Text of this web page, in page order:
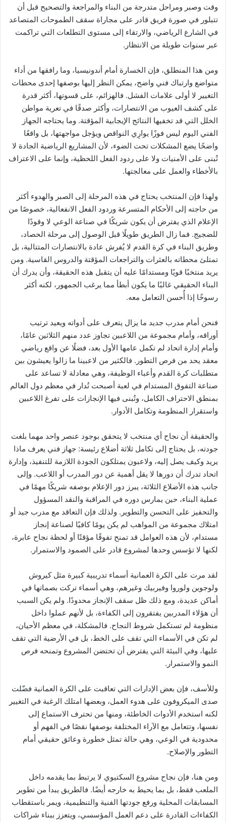
وقت وصبر ومراحل متدرجة من البناء والمراجعة والتصحيح قبل أن
تتبلور في صورة فريق قادر على مجاراة سقف الطموحات المتصاعد
في الشارع الرياضي، والارتقاء إلى مستوى التطلعات التي تراكمت
عبر سنوات طويلة من الانتظار.
ومن هذا المنطلق، فإن الخسارة أمام أندونيسيا، وما رافقها من أداء
متواضع وارتباك فني واضح، يمكن النظر إليها بوصفها إحدى محطات
التغيير لا أولى علامات الفشل. فالهزائم، على قسوتها، أكثر قدرة
على كشف العيوب من الانتصارات، وأكثر صدقًا في تعرية مواطن
الخلل التي قد تخفيها النتائج الإيجابية المؤقتة. وما يحتاجه الجهاز
الفني اليوم ليس فوزًا يوارِي النواقص ويؤجل مواجهتها، بل واقعًا
واضحًا يضع المشكلات تحت الضوء، لأن المشاريع الرياضية الجادة لا
تُبنى على الأمنيات ولا على ردود الفعل اللحظية، وإنما على الاعتراف
بالأخطاء والعمل على معالجتها.
ولهذا فإن المنتخب يحتاج في هذه المرحلة إلى الصبر والهدوء أكثر
من حاجته إلى الأحكام المتسرعة وردود الفعل الانفعالية، خصوصًا من
الإعلام الذي يفترض أن يكون شريكًا في صناعة الوعي لا وقودًا
للضجيج. فما زال الطريق طويلًا قبل الوصول إلى مرحلة الحصاد،
وطريق البناء في كرة القدم لا يُفرش عادة بالانتصارات المتتالية، بل
تمتلئ محطاته بالعثرات والتراجعات المؤقتة والدروس القاسية. ومن
يريد منتخبًا قويًا ومستدامًا عليه أن يتقبل هذه الحقيقة، وأن يدرك أن
البناء الحقيقي غالبًا ما يكون أبطأ مما يرغب الجمهور، لكنه أكثر
رسوخًا إذا أُحسن التعامل معه.
فنحن أمام مدرب جديد ما يزال يتعرف على أدواته ويعيد ترتيب
أوراقه، وأمام مجموعة من اللاعبين تجاوز عدد منهم الثلاثين عامًا،
وأمام إدارة اتحاد لم تكمل عامها الأول بعد، فضلًا عن واقع رياضي
معقد يحد من فرص التطور. فالكثير من لاعبينا ما زالوا يعيشون بين
متطلبات كرة القدم وأعباء الوظيفة، وهي معادلة لا تساعد على
صناعة التفوق المستدام في لعبة أصبحت تُدار في معظم دول العالم
بمنطق الاحتراف الكامل، وتُبنى فيها الإنجازات على تفرغ اللاعبين
واستقرار المنظومة وتكامل الأدوار.
والحقيقة أن نجاح أي منتخب لا يتحقق بوجود عنصر واحد مهما بلغت
جودته، بل يحتاج إلى تكامل ثلاثة أضلاع رئيسة: جهاز فني يعرف ماذا
يريد وكيف يصل إليه، ولاعبون يمتلكون الجودة اللازمة للتنفيذ، وإدارة
اتحاد تدرك أن دورها لا يقل أهمية عن دور المدرب أو اللاعب. وإلى
جانب هذه الأضلاع الثلاثة، يبرز دور الإعلام بوصفه شريكًا مهمًا في
عملية البناء، حين يمارس دوره في المراقبة والنقد المسؤول
والتحفيز على التحسن والتطوير. ولذلك فإن التعاقد مع مدرب جيد أو
امتلاك مجموعة من المواهب لم يكن يومًا كافيًا لصناعة إنجاز
مستدام، لأن هذه العوامل قد تمنح تفوقًا مؤقتًا أو لحظة نجاح عابرة،
لكنها لا تؤسس وحدها لمشروع قادر على الصمود والاستمرار.
لقد مرت على الكرة العمانية أسماء تدريبية كبيرة مثل كيروش
ولوجوين ولوروا وفيربيك وغيرهم، وهي أسماء تركت بصماتها في
أماكن عديدة، ومع ذلك ظل سقف الإنجاز محدودًا. ولم يكن السبب
أن هؤلاء المدربين يفتقرون إلى الكفاءة، بل لأنهم عملوا داخل
منظومة لم تستكمل شروط النجاح. فالمشكلة، في معظم الأحيان،
لم تكن في الأسماء التي تقف على الخط، بل في الأرضية التي تقف
عليها، وفي البيئة التي يفترض أن تحتضن المشروع وتمنحه فرص
النمو والاستمرار.
وللأسف، فإن بعض الإدارات التي تعاقبت على الكرة العمانية فضّلت
صدى الميكروفون على هدوء العمل، وبعضها امتلك الرغبة في التغيير
لكنه استخدم الأدوات الخاطئة، ومنها من تحترف الاستماع إلى
نفسها، وتتعامل مع الآراء المختلفة بوصفها نقصًا في الفهم أو
محدودية في الوعي، وهي حالة تمثل خطورة وعائق حقيقي أمام
التطور والإصلاح.
ومن هنا، فإن نجاح مشروع السكتيوي لا يرتبط بما يقدمه داخل
الملعب فقط، بل بما يحيط به خارجه أيضًا. فالطريق يبدأ من تطوير
المسابقات المحلية ورفع جودتها الفنية والتنظيمية، ويمر باستقطاب
الكفاءات القادرة على دعم العمل المؤسسي، ويتعزز ببناء شراكات